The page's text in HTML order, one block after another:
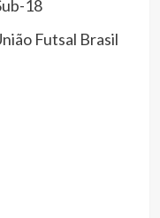
18
Futsal Brasil